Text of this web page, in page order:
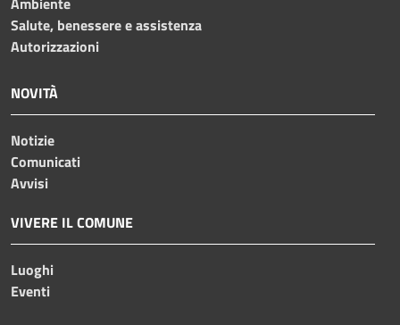
Salute, benessere e assistenza
Autorizzazioni
NOVITÀ
Notizie
Comunicati
Avvisi
VIVERE IL COMUNE
Luoghi
Eventi